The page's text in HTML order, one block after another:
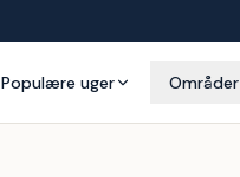
Populære uger Områder